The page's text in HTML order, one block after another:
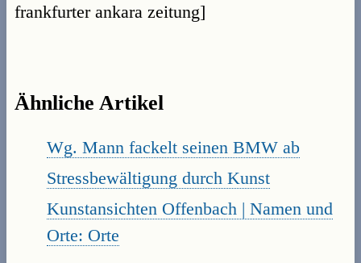
frankfurter ankara zeitung]
Ähnliche Artikel
Wg. Mann fackelt seinen BMW ab
Stressbewältigung durch Kunst
Kunstansichten Offenbach | Namen und
Orte: Orte